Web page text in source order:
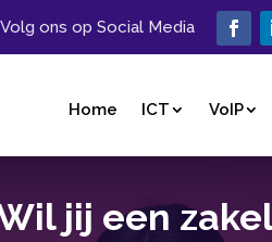
Volg ons op Social Media
Home ICT VoIP
jij een